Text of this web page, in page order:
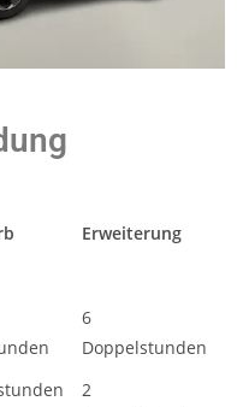
Erweiterung
6
Doppelstunden
2